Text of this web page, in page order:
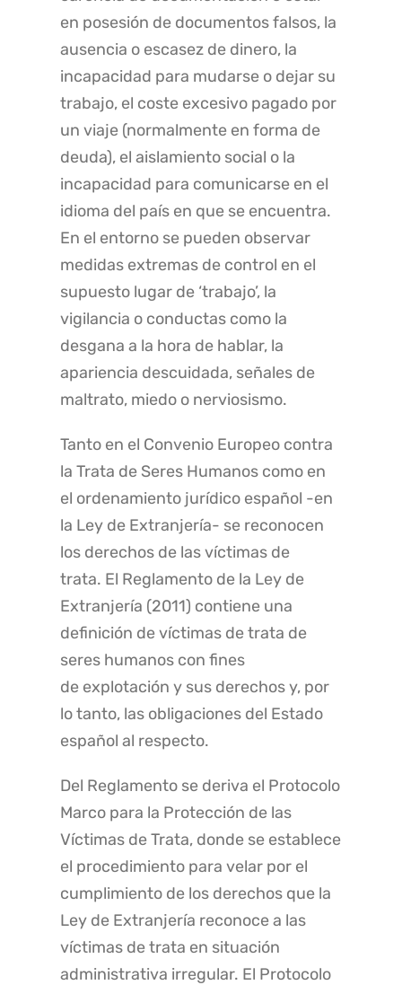
en posesión de documentos falsos, la
ausencia o escasez de dinero, la
incapacidad para mudarse o dejar su
trabajo, el coste excesivo pagado por
un viaje (normalmente en forma de
deuda), el aislamiento social o la
incapacidad para comunicarse en el
idioma del país en que se encuentra.
En el entorno se pueden observar
medidas extremas de control en el
supuesto lugar de ‘trabajo’, la
vigilancia o conductas como la
desgana a la hora de hablar, la
apariencia descuidada, señales de
maltrato, miedo o nerviosismo.
Tanto en el Convenio Europeo contra
la Trata de Seres Humanos como en
el ordenamiento jurídico español -en
la Ley de Extranjería- se reconocen
los derechos de las víctimas de
trata. El Reglamento de la Ley de
Extranjería (2011) contiene una
definición de víctimas de trata de
seres humanos con fines
de explotación y sus derechos y, por
lo tanto, las obligaciones del Estado
español al respecto.
Del Reglamento se deriva el Protocolo
Marco para la Protección de las
Víctimas de Trata, donde se establece
el procedimiento para velar por el
cumplimiento de los derechos que la
Ley de Extranjería reconoce a las
víctimas de trata en situación
administrativa irregular. El Protocolo